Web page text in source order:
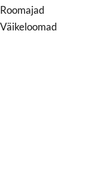
Roomajad
Väikeloomad